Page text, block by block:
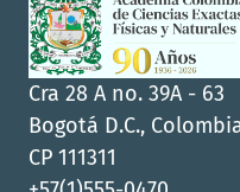
Cra 28 A no. 39A - 63
Bogotá D.C.,
CP 111311